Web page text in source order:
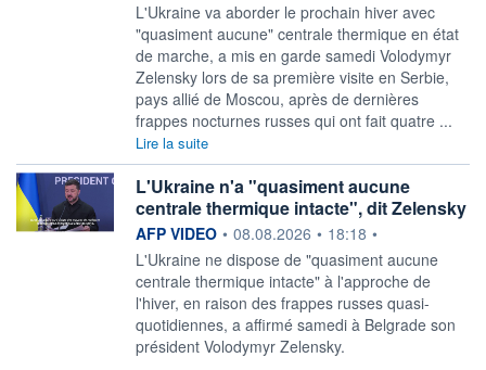
L'Ukraine va aborder le prochain hiver avec
"quasiment aucune" centrale thermique en état
de marche, a mis en garde samedi Volodymyr
Zelensky lors de sa première visite en Serbie,
pays allié de Moscou, après de dernières
frappes nocturnes russes qui ont fait quatre ...
Lire la suite
L'Ukraine n'a "quasiment aucune
centrale thermique intacte", dit Zelensky
information fournie par
AFP VIDEO • 08.08.2026 • 18:18 •
L'Ukraine ne dispose de "quasiment aucune
centrale thermique intacte" à l'approche de
l'hiver, en raison des frappes russes quasi-
quotidiennes, a affirmé samedi à Belgrade son
président Volodymyr Zelensky.